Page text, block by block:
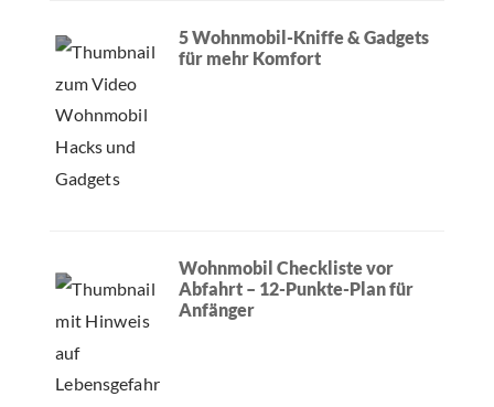
5 Wohnmobil-Kniffe & Gadgets
für mehr Komfort
Wohnmobil Checkliste vor
Abfahrt – 12-Punkte-Plan für
Anfänger